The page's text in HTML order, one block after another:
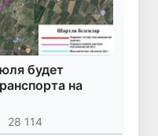
будет
на
28 114